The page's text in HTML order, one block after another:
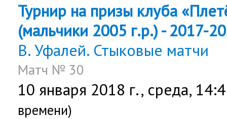
Турнир на призы клуба
(мальчики 2005 г.р.) - 2017-
В. Уфалей. Стыковые матчи
Матч № 30
10 января 2018 г., среда,
времени)